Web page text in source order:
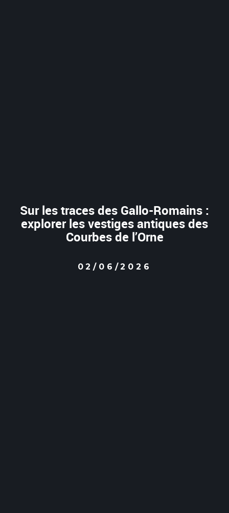
Sur les traces des Gallo-Romains :
explorer les vestiges antiques des
Courbes de l’Orne
02/06/2026